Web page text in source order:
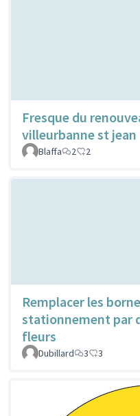
Fresque du
villeurbanne st jean
Blaffa
2 2
Remplacer les
stationnement par
fleurs
Dubillard 3 3